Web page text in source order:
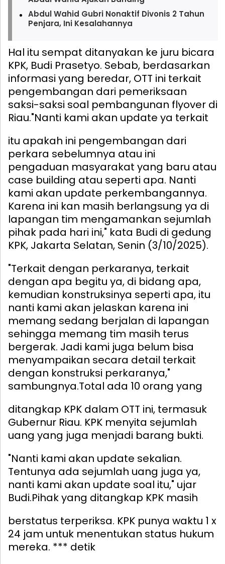
Abdul Wahid Gubri Nonaktif Divonis 2 Tahun
Penjara, Ini Kesalahannya
Hal itu sempat ditanyakan ke juru bicara
KPK, Budi Prasetyo. Sebab, berdasarkan
informasi yang beredar, OTT ini terkait
pengembangan dari pemeriksaan
saksi-saksi soal pembangunan flyover di
Riau."Nanti kami akan update ya terkait
itu apakah ini pengembangan dari
perkara sebelumnya atau ini
pengaduan masyarakat yang baru atau
case building atau seperti apa. Nanti
kami akan update perkembangannya.
Karena ini kan masih berlangsung ya di
lapangan tim mengamankan sejumlah
pihak pada hari ini," kata Budi di gedung
KPK, Jakarta Selatan, Senin (3/10/2025).
"Terkait dengan perkaranya, terkait
dengan apa begitu ya, di bidang apa,
kemudian konstruksinya seperti apa, itu
nanti kami akan jelaskan karena ini
memang sedang berjalan di lapangan
sehingga memang tim masih terus
bergerak. Jadi kami juga belum bisa
menyampaikan secara detail terkait
dengan konstruksi perkaranya,"
sambungnya.Total ada 10 orang yang
ditangkap KPK dalam OTT ini, termasuk
Gubernur Riau. KPK menyita sejumlah
uang yang juga menjadi barang bukti.
"Nanti kami akan update sekalian.
Tentunya ada sejumlah uang juga ya,
nanti kami akan update soal itu," ujar
Budi.Pihak yang ditangkap KPK masih
berstatus terperiksa. KPK punya waktu 1 x
24 jam untuk menentukan status hukum
mereka. *** detik